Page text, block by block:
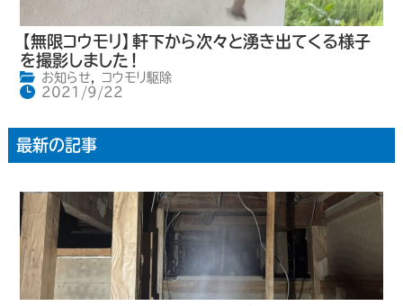
【無限コウモリ】軒下から次々と湧き出てくる様子
を撮影しました！
お知らせ,
コウモリ駆除
2021/9/22
最新の記事